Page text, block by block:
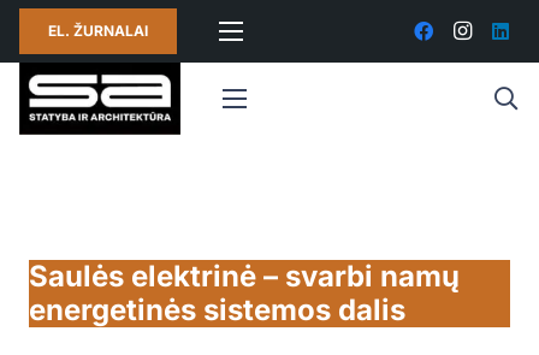
EL. ŽURNALAI
Saulės elektrinė – svarbi namų
energetinės sistemos dalis